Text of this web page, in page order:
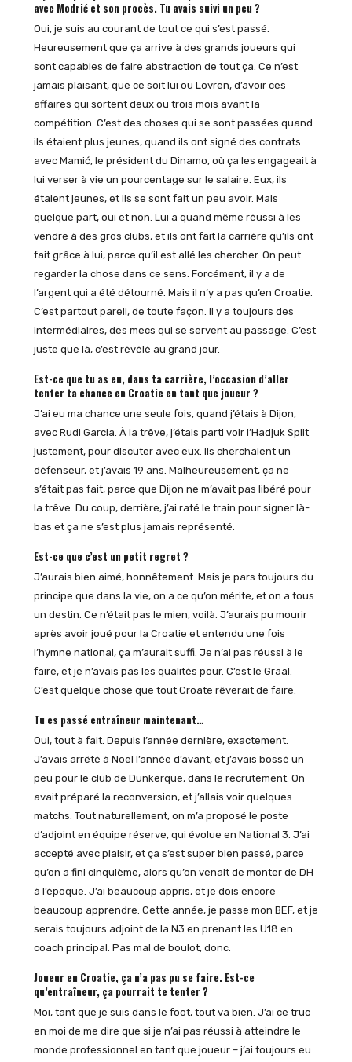
avec Modrić et son procès. Tu avais suivi un peu ?
Oui, je suis au courant de tout ce qui s’est passé.
Heureusement que ça arrive à des grands joueurs qui
sont capables de faire abstraction de tout ça. Ce n’est
jamais plaisant, que ce soit lui ou Lovren, d’avoir ces
affaires qui sortent deux ou trois mois avant la
compétition. C’est des choses qui se sont passées quand
ils étaient plus jeunes, quand ils ont signé des contrats
avec Mamić, le président du Dinamo, où ça les engageait à
lui verser à vie un pourcentage sur le salaire. Eux, ils
étaient jeunes, et ils se sont fait un peu avoir. Mais
quelque part, oui et non. Lui a quand même réussi à les
vendre à des gros clubs, et ils ont fait la carrière qu’ils ont
fait grâce à lui, parce qu’il est allé les chercher. On peut
regarder la chose dans ce sens. Forcément, il y a de
l’argent qui a été détourné. Mais il n’y a pas qu’en Croatie.
C’est partout pareil, de toute façon. Il y a toujours des
intermédiaires, des mecs qui se servent au passage. C’est
juste que là, c’est révélé au grand jour.
Est-ce que tu as eu, dans ta carrière, l’occasion d’aller
tenter ta chance en Croatie en tant que joueur ?
J’ai eu ma chance une seule fois, quand j’étais à Dijon,
avec Rudi Garcia. À la trêve, j’étais parti voir l’Hadjuk Split
justement, pour discuter avec eux. Ils cherchaient un
défenseur, et j’avais 19 ans. Malheureusement, ça ne
s’était pas fait, parce que Dijon ne m’avait pas libéré pour
la trêve. Du coup, derrière, j’ai raté le train pour signer là-
bas et ça ne s’est plus jamais représenté.
Est-ce que c’est un petit regret ?
J’aurais bien aimé, honnêtement. Mais je pars toujours du
principe que dans la vie, on a ce qu’on mérite, et on a tous
un destin. Ce n’était pas le mien, voilà. J’aurais pu mourir
après avoir joué pour la Croatie et entendu une fois
l’hymne national, ça m’aurait suffi. Je n’ai pas réussi à le
faire, et je n’avais pas les qualités pour. C’est le Graal.
C’est quelque chose que tout Croate rêverait de faire.
Tu es passé entraîneur maintenant…
Oui, tout à fait. Depuis l’année dernière, exactement.
J’avais arrêté à Noël l’année d’avant, et j’avais bossé un
peu pour le club de Dunkerque, dans le recrutement. On
avait préparé la reconversion, et j’allais voir quelques
matchs. Tout naturellement, on m’a proposé le poste
d’adjoint en équipe réserve, qui évolue en National 3. J’ai
accepté avec plaisir, et ça s’est super bien passé, parce
qu’on a fini cinquième, alors qu’on venait de monter de DH
à l’époque. J’ai beaucoup appris, et je dois encore
beaucoup apprendre. Cette année, je passe mon BEF, et je
serais toujours adjoint de la N3 en prenant les U18 en
coach principal. Pas mal de boulot, donc.
Joueur en Croatie, ça n’a pas pu se faire. Est-ce
qu’entraîneur, ça pourrait te tenter ?
Moi, tant que je suis dans le foot, tout va bien. J’ai ce truc
en moi de me dire que si je n’ai pas réussi à atteindre le
monde professionnel en tant que joueur – j’ai toujours eu